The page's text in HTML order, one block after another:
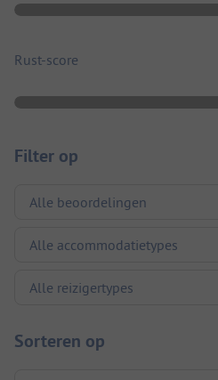
Rust-score
Filter op
Sorteren op